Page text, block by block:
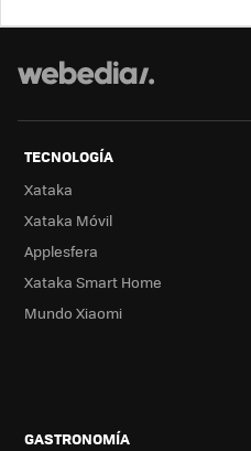
TECNOLOGÍA
Xataka
Xataka Móvil
Applesfera
Xataka Smart Home
Mundo Xiaomi
GASTRONOMÍA